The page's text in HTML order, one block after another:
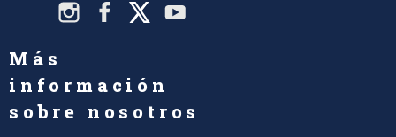
Más
información
sobre nosotros